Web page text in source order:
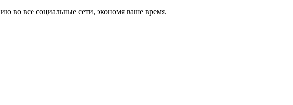
во все социальные сети, экономя ваше время.